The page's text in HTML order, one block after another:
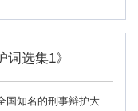
词选集1》
国知名的刑事辩护大